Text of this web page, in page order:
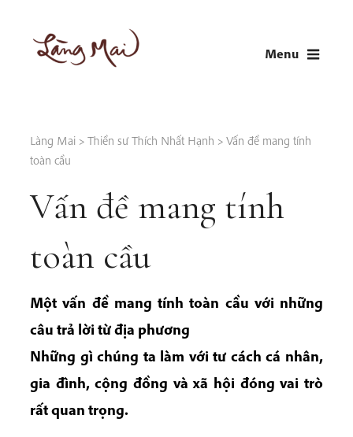
content
Menu
Làng Mai > Thiền sư Thích Nhất Hạnh > Vấn đề mang tính
toàn cầu
Vấn đề mang tính
toàn cầu
Một vấn đề mang tính toàn cầu với những
câu trả lời từ địa phương
Những gì chúng ta làm với tư cách cá nhân,
gia đình, cộng đồng và xã hội đóng vai trò
rất quan trọng.